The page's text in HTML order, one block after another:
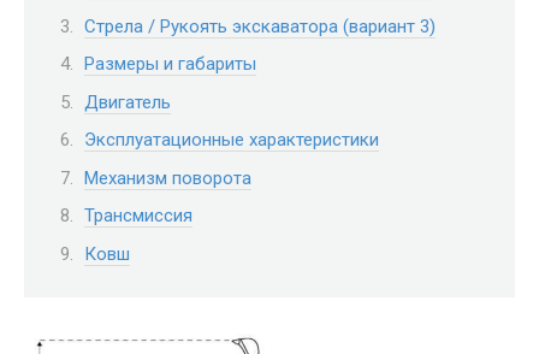
Стрела / Рукоять экскаватора (вариант 3)
Размеры и габариты
Двигатель
Эксплуатационные характеристики
Механизм поворота
Трансмиссия
Ковш